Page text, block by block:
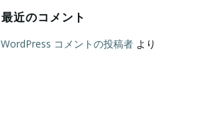
最近のコメント
WordPress コメントの投稿者より